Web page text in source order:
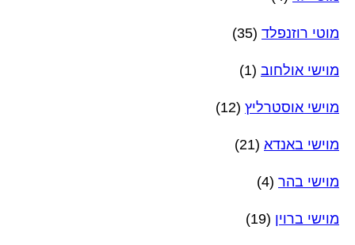
מוטי רוזנפלד (35)
מוישי אולחוב (1)
מוישי אוסטרליץ (12)
מוישי באנדא (21)
מוישי בהר (4)
מוישי ברוין (19)